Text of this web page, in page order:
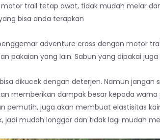
motor trail tetap awat, tidak mudah melar
bisa anda terapkan
adventure cross dengan motor
pakaian yang lain. Sabun yang dipakai
dikucek dengan deterjen. Namun jangan
memberikan dampak besar kepada
pemutih, juga akan membuat elastisitas
jadi mudah longgar dan tidak lagi mudah